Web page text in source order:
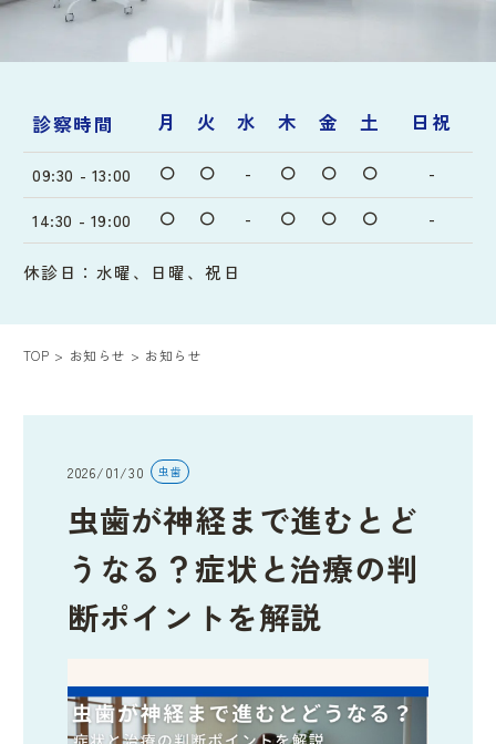
診察時間 月 火 水 木 金 土 日祝
09:30 - 13:00 〇 〇 - 〇 〇 〇 -
14:30 - 19:00 〇 〇 - 〇 〇 〇 -
休診日：水曜、日曜、祝日
TOP お知らせ お知らせ
2026/01/30 虫歯
虫歯が神経まで進むとど
うなる？症状と治療の判
断ポイントを解説